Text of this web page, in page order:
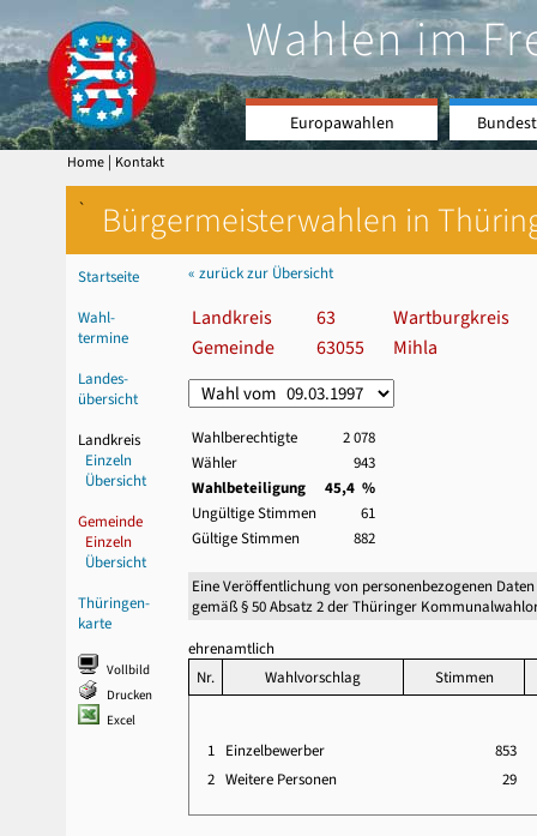
Wahlen im
Europawahlen
Home | Kontakt
` Bürgermeisterwahlen in
Startseite
Wahl-
termine
Landes-
übersicht
Landkreis
Einzeln
Übersicht
Gemeinde
Einzeln
Übersicht
Thüringen-
karte
Vollbild
Drucken
Excel
« zurück zur Übersicht
Landkreis 63
Wartburgkreis
Gemeinde
63055 Mihla
Wahlberechtigte
2 078
Wähler
943
Wahlbeteiligung
45,4 %
Ungültige Stimmen
61
Gültige Stimmen
882
Eine Veröffentlichung von personenbezogenen
gemäß § 50 Absatz 2 der Thüringer
ehrenamtlich
Nr.
Wahlvorschlag Stimmen
1 Einzelbewerber
853
2 Weitere Personen 29